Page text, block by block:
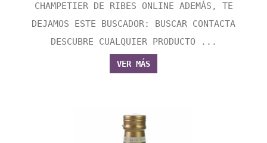
CHAMPETIER DE RIBES ONLINE ADEMÁS, TE
DEJAMOS ESTE BUSCADOR: BUSCAR CONTACTA
DESCUBRE CUALQUIER PRODUCTO ...
VER MÁS